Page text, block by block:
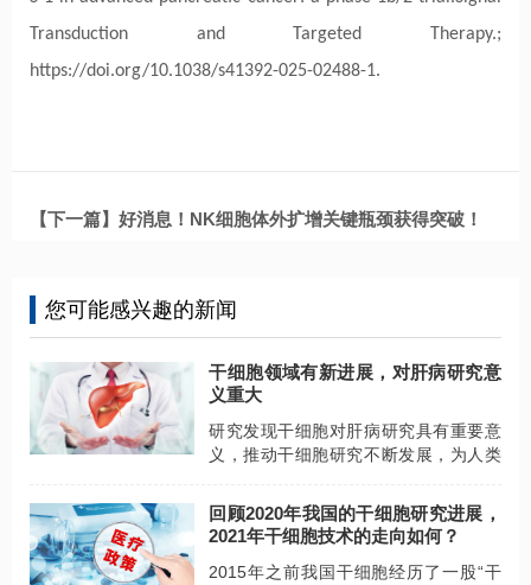
Transduction and Targeted Therapy.;
https://doi.org/10.1038/s41392-025-02488-1.
【下一篇】好消息！NK细胞体外扩增关键瓶颈获得突破！
您可能感兴趣的新闻
干细胞领域有新进展，对肝病研究意
义重大
研究发现干细胞对肝病研究具有重要意
义，推动干细胞研究不断发展，为人类
回顾2020年我国的干细胞研究进展，
2021年干细胞技术的走向如何？
2015年之前我国干细胞经历了一股“干